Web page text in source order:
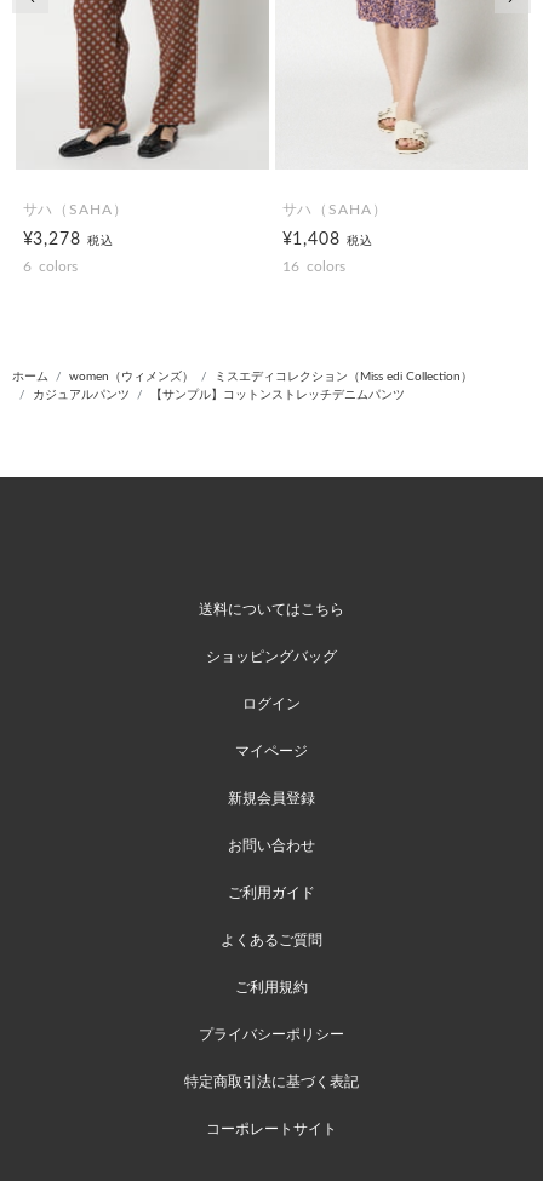
サハ（SAHA）
¥3,278税込
6 colors
サハ（SAHA）
¥1,408税込
16 colors
ホーム women（ウィメンズ）
ミスエディコレクション（Miss edi Collection）
カジュアルパンツ
【サンプル】コットンストレッチデニムパンツ
送料についてはこちら
ショッピングバッグ
ログイン
マイページ
新規会員登録
お問い合わせ
ご利用ガイド
よくあるご質問
ご利用規約
プライバシーポリシー
特定商取引法に基づく表記
コーポレートサイト